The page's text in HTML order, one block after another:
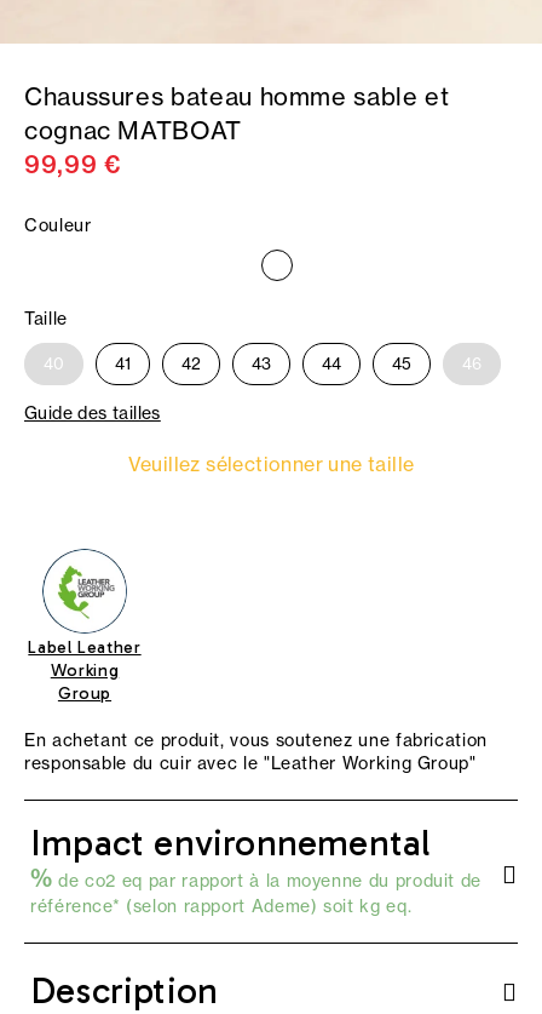
Chaussures bateau homme sable et
cognac MATBOAT
99,99 €
Couleur
Taille
40 41 42 43 44 45 46
Guide des tailles
Veuillez sélectionner une taille
Label Leather
Working
Group
En achetant ce produit, vous soutenez une fabrication
responsable du cuir avec le "Leather Working Group"
Impact environnemental
% de co2 eq par rapport à la moyenne du produit de
référence* (selon rapport Ademe) soit kg eq.
Description